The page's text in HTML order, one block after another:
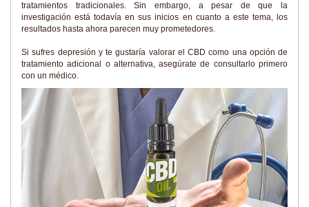
tratamientos tradicionales. Sin embargo, a pesar de que la
investigación está todavía en sus inicios en cuanto a este tema, los
resultados hasta ahora parecen muy prometedores.
Si sufres depresión y te gustaría valorar el CBD como una opción de
tratamiento adicional o alternativa, asegúrate de consultarlo primero
con un médico.